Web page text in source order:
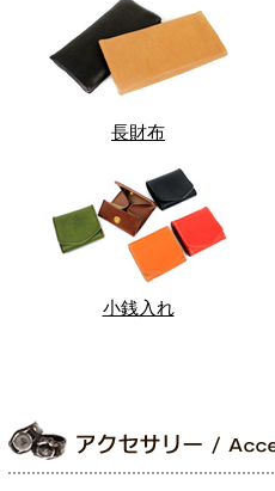
長財布
小銭入れ